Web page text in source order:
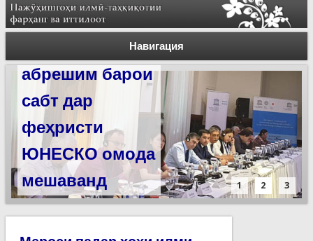
Навигация
Силсилаи
ёдгориҳои роҳи
абрешим барои
сабт дар
феҳристи
ЮНЕСКО омода
мешаванд
1 2 3